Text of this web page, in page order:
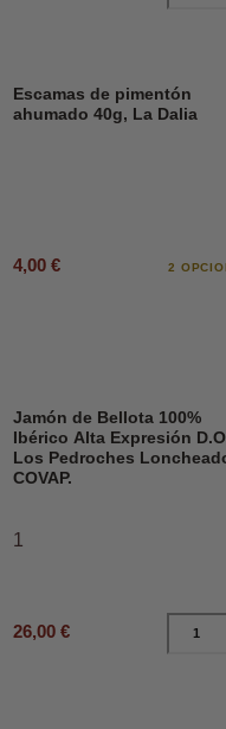
Escamas de pimentón
ahumado 40g, La Dalia
4,00 € 2
Jamón de Bellota 100%
Ibérico Alta Expresión
Los Pedroches
COVAP.
1
26,00 €